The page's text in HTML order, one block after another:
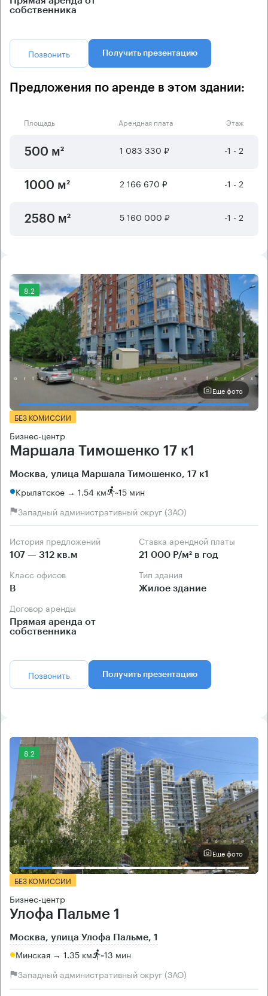
собственника
Позвонить Получить презентацию
Предложения по аренде в этом здании:
Площадь Арендная плата Этаж
500 м² 1 083 330 ₽ -1 - 2
1000 м² 2 166 670 ₽ -1 - 2
2580 м² 5 160 000 ₽ -1 - 2
8.2
Еще фото
БЕЗ КОМИССИИ
Бизнес-центр
Маршала Тимошенко 17 к1
Москва, улица Маршала Тимошенко, 17 к1
Крылатское → 1.54 км ~15 мин
Западный административный округ (ЗАО)
История предложений
107 — 312 кв.м
Ставка арендной платы
21 000 Р/м² в год
Класс офисов
B
Тип здания
Жилое здание
Договор аренды
Прямая аренда от
собственника
Позвонить Получить презентацию
8.2
Еще фото
БЕЗ КОМИССИИ
Бизнес-центр
Улофа Пальме 1
Москва, улица Улофа Пальме, 1
Минская → 1.35 км ~13 мин
Западный административный округ (ЗАО)